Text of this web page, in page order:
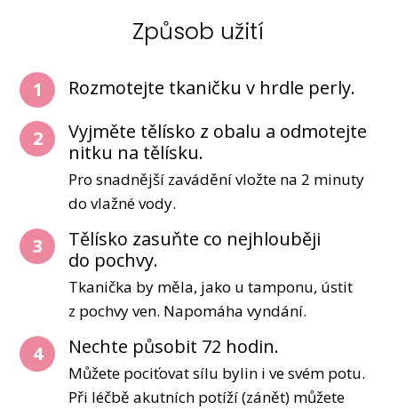
Způsob užití
1 Rozmotejte tkaničku v hrdle perly.
2
Vyjměte tělísko z obalu a odmotejte
nitku na tělísku.
Pro snadnější zavádění vložte na 2 minuty
do vlažné vody.
3
Tělísko zasuňte co nejhlouběji
do pochvy.
Tkanička by měla, jako u tamponu, ústit
z pochvy ven. Napomáha vyndání.
4 Nechte působit 72 hodin.
Můžete pociťovat sílu bylin i ve svém potu.
Při léčbě akutních potíží (zánět) můžete